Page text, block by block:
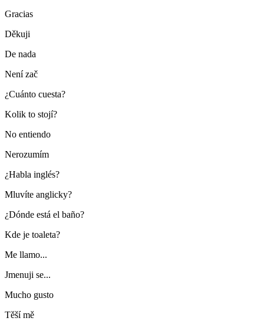
Gracias
Děkuji
De nada
Není zač
¿Cuánto cuesta?
Kolik to stojí?
No entiendo
Nerozumím
¿Habla inglés?
Mluvíte anglicky?
¿Dónde está el baño?
Kde je toaleta?
Me llamo...
Jmenuji se...
Mucho gusto
Těší mě